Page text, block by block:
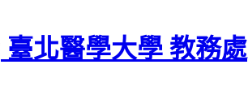
臺北醫學大學 教務處